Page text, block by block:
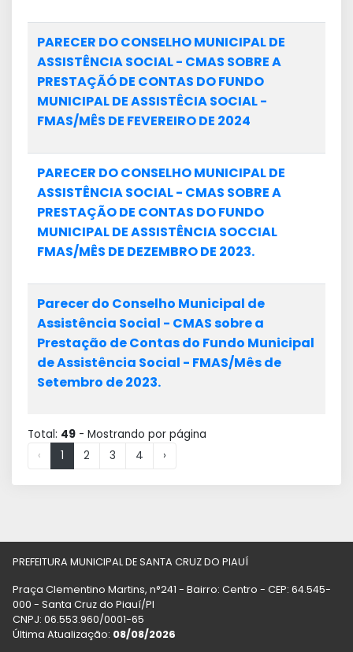
PARECER DO CONSELHO MUNICIPAL DE
ASSISTÊNCIA SOCIAL - CMAS SOBRE A
PRESTAÇÃÓ DE CONTAS DO FUNDO
MUNICIPAL DE ASSISTÊCIA SOCIAL -
FMAS/MÊS DE FEVEREIRO DE 2024
PARECER DO CONSELHO MUNICIPAL DE
ASSISTÊNCIA SOCIAL - CMAS SOBRE A
PRESTAÇÃO DE CONTAS DO FUNDO
MUNICIPAL DE ASSISTÊNCIA SOCCIAL
FMAS/MÊS DE DEZEMBRO DE 2023.
Parecer do Conselho Municipal de
Assistência Social - CMAS sobre a
Prestação de Contas do Fundo Municipal
de Assistência Social - FMAS/Mês de
Setembro de 2023.
Total: 49 - Mostrando por página
‹
1 2 3 4 ›
PREFEITURA MUNICIPAL DE SANTA CRUZ DO PIAUÍ
Praça Clementino Martins, n°241 - Bairro: Centro - CEP: 64.545-
000 - Santa Cruz do Piauí/PI
CNPJ: 06.553.960/0001-65
Última Atualização: 08/08/2026